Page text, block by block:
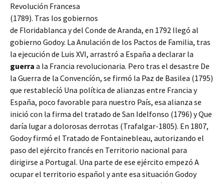
Revolución Francesa
(1789). Tras los gobiernos
de Floridablanca y del Conde de Aranda, en 1792 llegó al
gobierno Godoy. La Anulación de los Pactos de Familia, tras
la ejecución de Luis XVI, arrastró a España a declarar la
guerra a la Francia revolucionaria. Pero tras el desastre De
la Guerra de la Convencíón, se firmó la Paz de Basilea (1795)
que restablecíó Una política de alianzas entre Francia y
España, poco favorable para nuestro País, esa alianza se
inició con la firma del tratado de San Idelfonso (1796) y Que
daría lugar a dolorosas derrotas (Trafalgar-1805). En 1807,
Godoy firmó el Tratado de Fontainebleau, autorizando el
paso del ejército francés en Territorio nacional para
dirigirse a Portugal. Una parte de ese ejército empezó A
ocupar el territorio español y ante esa situación Godoy